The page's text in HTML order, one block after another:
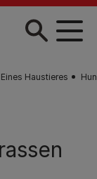
Haustieres